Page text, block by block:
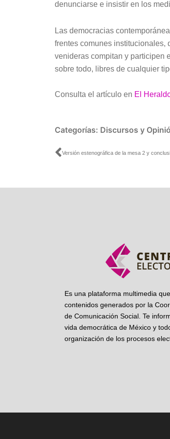
denunciarse e insistir en los
Las democracias
frentes comunes institucionales,
venideras compitan y participen
sobre todo, libres de cualquier
Consulta el artículo en El
Categorías: Discursos y
Ant
Es una plataforma multimedia
contenidos generados por la
de Comunicación Social. Te
vida democrática de México y
organización de los procesos